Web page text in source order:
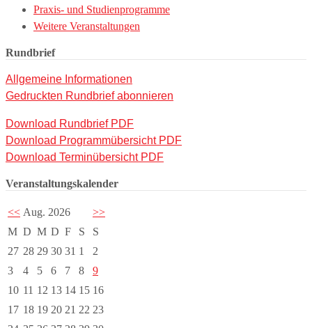
Praxis- und Studienprogramme
Weitere Veranstaltungen
Rundbrief
Allgemeine Informationen
Gedruckten Rundbrief abonnieren
Download Rundbrief PDF
Download Programmübersicht PDF
Download Terminübersicht PDF
Veranstaltungskalender
<< Aug. 2026
>>
M D M D F S
S
27 28 29 30 31 1
2
3
4 5 6 7 8
9
10 11 12 13 14 15 16
17 18 19 20 21 22 23